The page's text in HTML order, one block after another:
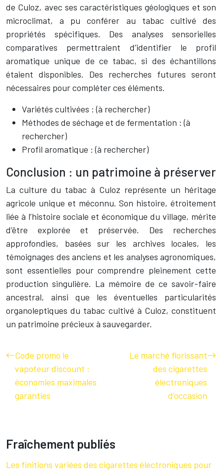
de Culoz, avec ses caractéristiques géologiques et son
microclimat, a pu conférer au tabac cultivé des
propriétés spécifiques. Des analyses sensorielles
comparatives permettraient d’identifier le profil
aromatique unique de ce tabac, si des échantillons
étaient disponibles. Des recherches futures seront
nécessaires pour compléter ces éléments.
Variétés cultivées : (à rechercher)
Méthodes de séchage et de fermentation : (à
rechercher)
Profil aromatique : (à rechercher)
Conclusion : un patrimoine à préserver
La culture du tabac à Culoz représente un héritage
agricole unique et méconnu. Son histoire, étroitement
liée à l’histoire sociale et économique du village, mérite
d’être explorée et préservée. Des recherches
approfondies, basées sur les archives locales, les
témoignages des anciens et les analyses agronomiques,
sont essentielles pour comprendre pleinement cette
production singulière. La mémoire de ce savoir-faire
ancestral, ainsi que les éventuelles particularités
organoleptiques du tabac cultivé à Culoz, constituent
un patrimoine précieux à sauvegarder.
Code promo le
vapoteur discount :
économies maximales
garanties
Le marché florissant
des cigarettes
électroniques
d’occasion
Fraîchement publiés
Les finitions variées des cigarettes électroniques pour